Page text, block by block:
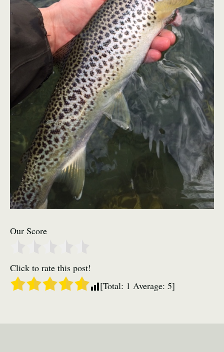
Our Score
Click to rate this post!
[Total: 1 Average: 5]